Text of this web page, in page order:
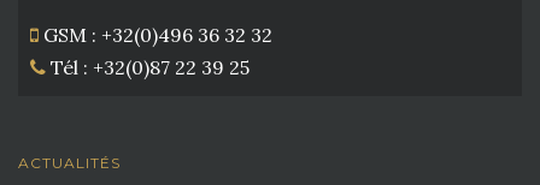
GSM : +32(0)496 36 32 32
Tél : +32(0)87 22 39 25
ACTUALITÉS